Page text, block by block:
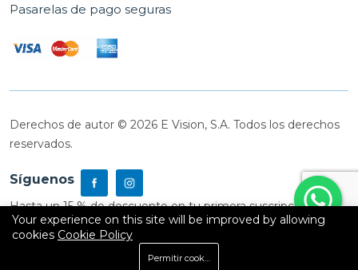
Pasarelas de pago seguras
Derechos de autor © 2026 E Vision, S.A. Todos los derechos
reservados.
Síguenos
Hasta un 15 % de descuento en tu primera suscripción
Carrito
Your experience on this site will be improved by allowing
cookies Cookie Policy
Permitir cookies